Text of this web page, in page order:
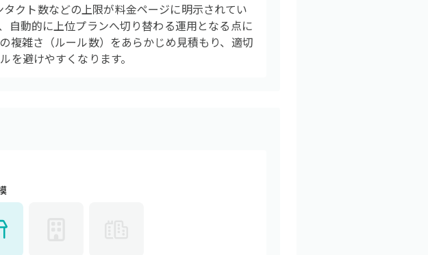
クト数などの上限が料金ページに明示されてい
自動的に上位プランへ切り替わる運用となる点に
複雑さ（ルール数）をあらかじめ見積もり、適切
を避けやすくなります。